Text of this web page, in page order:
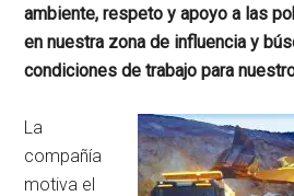
ambiente, respeto y apoyo a las
en nuestra zona de influencia y
condiciones de trabajo para
La
compañía
motiva el